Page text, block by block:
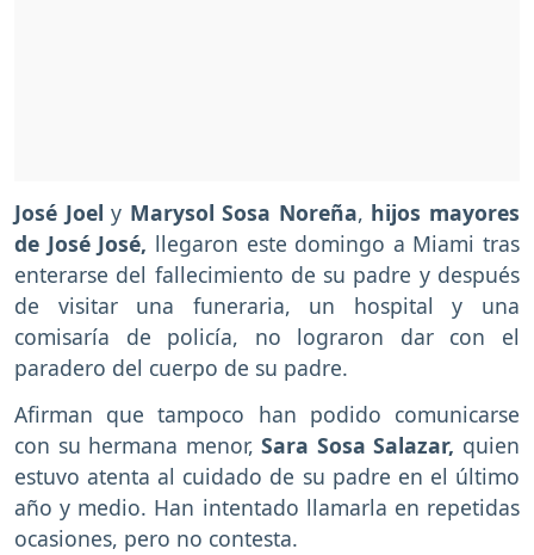
José Joel y Marysol Sosa Noreña, hijos mayores
de José José, llegaron este domingo a Miami tras
enterarse del fallecimiento de su padre y después
de visitar una funeraria, un hospital y una
comisaría de policía, no lograron dar con el
paradero del cuerpo de su padre.
Afirman que tampoco han podido comunicarse
con su hermana menor,Sara Sosa Salazar, quien
estuvo atenta al cuidado de su padre en el último
año y medio. Han intentado llamarla en repetidas
ocasiones, pero no contesta.